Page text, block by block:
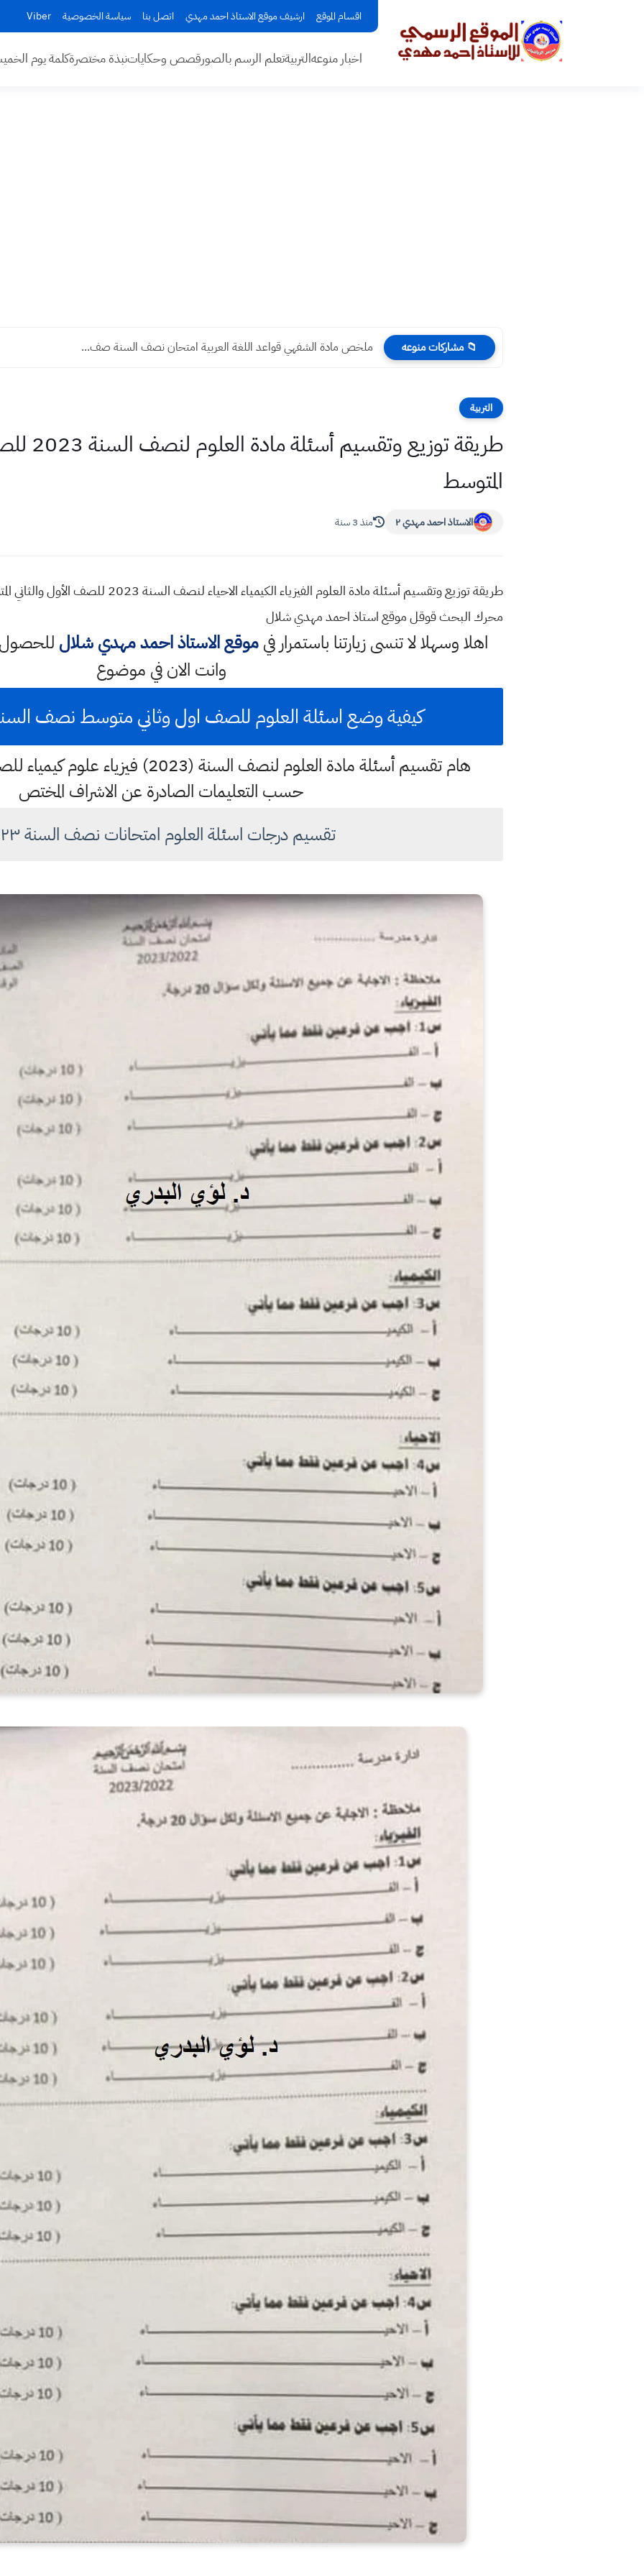
اقسام الموقع ارشيف موقع الاستاذ احمد مهدي اتصل بنا سياسة الخصوصية Viber
اخبار منوعهالتربيةتعلم الرسم بالصورقصص وحكاياتنبذة مختصرةكلمة يوم
📁 مشاركات منوعه ملخص مادة الشفهي قواعد اللغة العربية امتحان نصف السنة صف...
التربية
طريقة
المتوسط
الاستاذ احمد مهدي ٢ منذ 3 سنة
طريقة توزيع وتقسيم أسئلة مادة العلوم الفيزياء
محرك البحث قوقل موقع استاذ احمد مهدي شلال
اهلا وسهلالا تنسى زيارتنا باستمرار فيموقع الاستاذ احمد مهدي شلال
وانت الان في موضوع
كيفية وضع اسئلة العلوم للصف اول وثاني متوسط نصف السنة ٢٠٢٢ -
هام تقسيم أسئلة مادة العلوم لنصف السنة (2023) فيزياء علوم كيمياء للصف الأول والثاني المتوسط
حسب التعليمات الصادرة عن الاشراف المختص
تقسيم درجات اسئلة العلوم امتحانات نصف السنة ٢٠٢٣